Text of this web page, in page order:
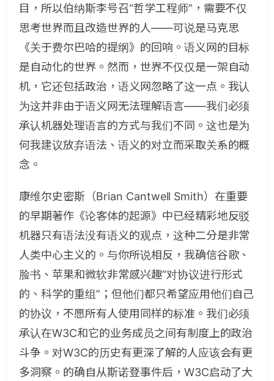
目，所以伯纳斯李号召“哲学工程师”，需要不仅
思考世界而且改造世界的人——可说是马克思
《关于费尔巴哈的提纲》的回响。语义网的目标
是自动化的世界。然而，世界不仅仅是一架自动
机，它还包括政治，语义网忽略了这一点。我认
为这并非由于语义网无法理解语言——我们必须
承认机器处理语言的方式与我们不同。这也是为
何我建议放弃语法、语义的对立而采取关系的概
念。
康维尔史密斯（Brian Cantwell Smith）在重要
的早期著作《论客体的起源》中已经精彩地反驳
机器只有语法没有语义的观点，这种二分是非常
人类中心主义的。与你所说相反，我确信谷歌、
脸书、苹果和微软非常感兴趣“对协议进行形式
的、科学的重组”；但他们都只希望应用他们自己
的协议，不愿所有人使用同样的标准。我们必须
承认在W3C和它的业务成员之间有制度上的政治
斗争。对W3C的历史有更深了解的人应该会有更
多洞察。的确自从斯诺登事件后，W3C启动了大